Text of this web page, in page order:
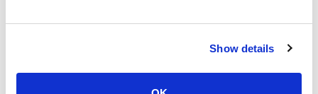
Show details
plats à tous les prix, quand vous le souhaitez, dans de
grands ou de petits restaurants, et même dans des
spécialités traditionnelles et de délicieux fruits de